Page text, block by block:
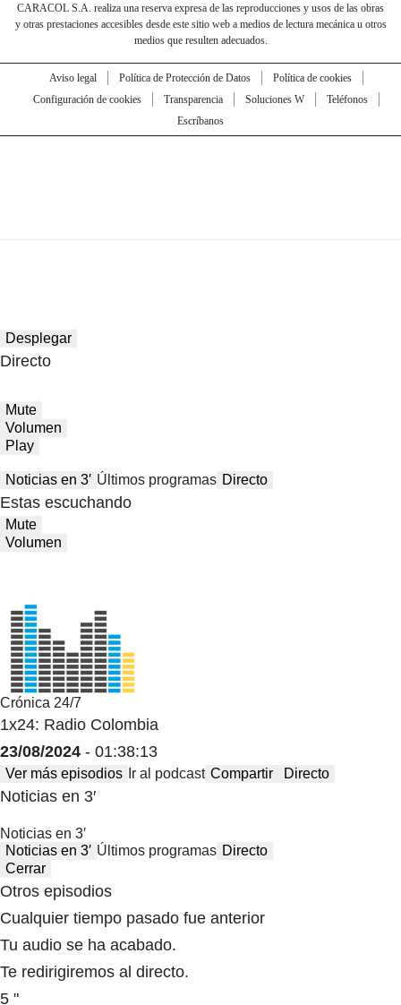
CARACOL S.A. realiza una reserva expresa de las reproducciones y usos de las obras
y otras prestaciones accesibles desde este sitio web a medios de lectura mecánica u otros
medios que resulten adecuados.
Aviso legal Política de Protección de Datos
Política de cookies
Configuración de cookies
Transparencia Soluciones W
Teléfonos
Escríbanos
Desplegar
Directo
Mute
Volumen
Play
Noticias en 3′ Últimos programas Directo
Estas escuchando
Mute
Volumen
Crónica 24/7
1x24: Radio Colombia
23/08/2024 - 01:38:13
Ver más episodios Ir al podcast Compartir Directo
Noticias en 3′
Noticias en 3′
Noticias en 3′ Últimos programas Directo
Cerrar
Otros episodios
Cualquier tiempo pasado fue anterior
Tu audio se ha acabado.
Te redirigiremos al directo.
5 "